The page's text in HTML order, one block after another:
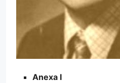
Anexa I